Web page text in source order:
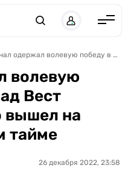
Арсенал одержал волевую победу в дерби над Вест Хэмом: Зинченко вышел на замену во втором тайме
волевую
Вест
вышел на
тайме
26 декабря 2022, 23:58